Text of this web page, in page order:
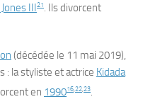
III21. Ils divorcent
(décédée le 11 mai 2019),
: la styliste et actrice Kidada
en 1990162223.